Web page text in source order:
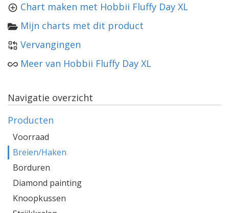
Chart maken met Hobbii Fluffy Day XL
Mijn charts met dit product
Vervangingen
Meer van Hobbii Fluffy Day XL
Navigatie overzicht
Producten
Voorraad
Breien/Haken
Borduren
Diamond painting
Knoopkussen